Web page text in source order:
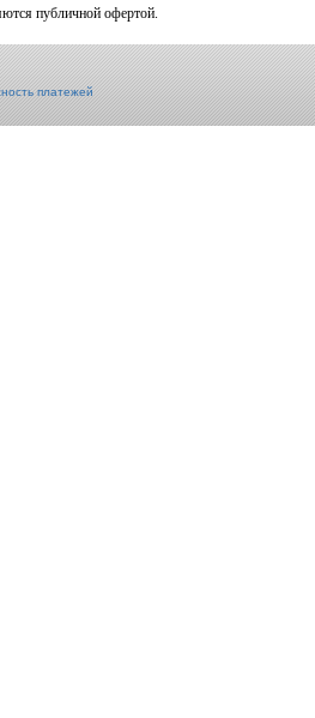
публичной офертой.
платежей